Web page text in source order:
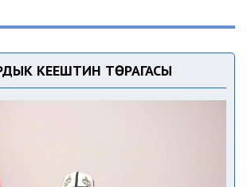
КЕҢЕШТИН ТӨРАГАСЫ